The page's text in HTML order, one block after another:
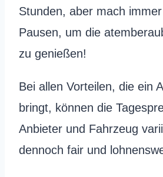
Stunden, aber mach
Pausen, um die
zu genießen!
Bei allen Vorteilen, die ein
bringt, können die
Anbieter und Fahrzeug
dennoch fair und